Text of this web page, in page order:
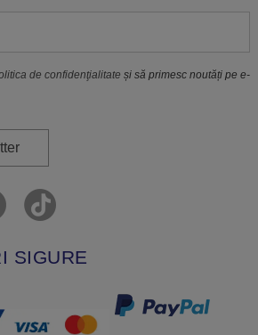
de confidenţialitate și să primesc noutăți pe e-
SIGURE